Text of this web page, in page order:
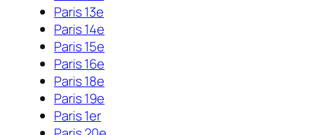
Paris 13e
Paris 14e
Paris 15e
Paris 16e
Paris 18e
Paris 19e
Paris 1er